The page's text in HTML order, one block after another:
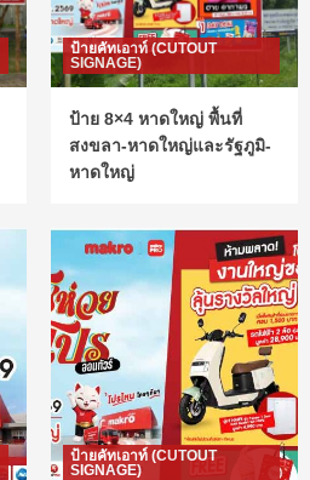
ป้ายคัทเอาท์ (CUTOUT
SIGNAGE)
ป้าย 8×4 หาดใหญ่ พื้นที่
สงขลา-หาดใหญ่และรัฐภูมิ-
หาดใหญ่
ป้ายคัทเอาท์ (CUTOUT
SIGNAGE)